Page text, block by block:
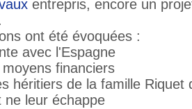
entrepris, encore un
ont été évoquées :
avec l'Espagne
financiers
héritiers de la famille Riquet
ne leur échappe